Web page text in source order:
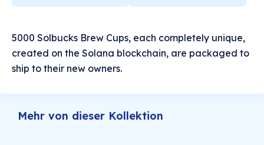
5000 Solbucks Brew Cups, each completely unique,
created on the Solana blockchain, are packaged to
ship to their new owners.
Mehr von dieser Kollektion